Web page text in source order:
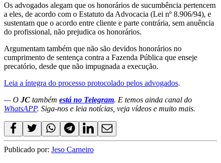
Os advogados alegam que os honorários de sucumbência pertencem
a eles, de acordo com o Estatuto da Advocacia (Lei nº 8.906/94), e
sustentam que o acordo entre cliente e parte contrária, sem anuência
do profissional, não prejudica os honorários.
Argumentam também que não são devidos honorários no
cumprimento de sentença contra a Fazenda Pública que enseje
precatório, desde que não impugnada a execução.
Leia a íntegra do processo protocolado pelos advogados.
— O JC também está no Telegram. E temos ainda canal do
WhatsAPP. Siga-nos e leia notícias, veja vídeos e muito mais.
Publicado por: Jeso Carneiro